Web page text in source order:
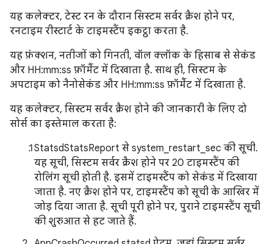
यह कलेक्टर, टेस्ट रन के दौरान सिस्टम सर्वर क्रैश होने पर,
रनटाइम रीस्टार्ट के टाइमस्टैंप इकट्ठा करता है.
यह फ़ंक्शन, नतीजों को गिनती, वॉल क्लॉक के हिसाब से सेकंड
और HH:mm:ss फ़ॉर्मैट में दिखाता है. साथ ही, सिस्टम के
अपटाइम को नैनोसेकंड और HH:mm:ss फ़ॉर्मैट में दिखाता है.
यह कलेक्टर, सिस्टम सर्वर क्रैश होने की जानकारी के लिए दो
सोर्स का इस्तेमाल करता है:
StatsdStatsReport से system_restart_sec की सूची.
यह सूची, सिस्टम सर्वर क्रैश होने पर 20 टाइमस्टैंप की
रोलिंग सूची होती है. इसमें टाइमस्टैंप को सेकंड में दिखाया
जाता है. नए क्रैश होने पर, टाइमस्टैंप को सूची के आखिर में
जोड़ दिया जाता है. सूची पूरी होने पर, पुराने टाइमस्टैंप सूची
की शुरुआत से हट जाते हैं.